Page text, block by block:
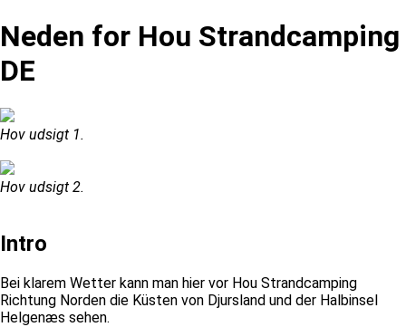
Neden for Hou Strandcamping
DE
Hov udsigt 1.
Hov udsigt 2.
Intro
Bei klarem Wetter kann man hier vor Hou Strandcamping
Richtung Norden die Küsten von Djursland und der Halbinsel
Helgenæs sehen.